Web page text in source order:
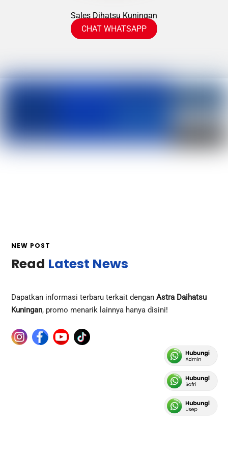
Sales Dihatsu Kuningan
CHAT WHATSAPP
NEW POST
Read Latest News
Dapatkan informasi terbaru terkait denganAstra Daihatsu
Kuningan, promo menarik lainnya hanya disini!